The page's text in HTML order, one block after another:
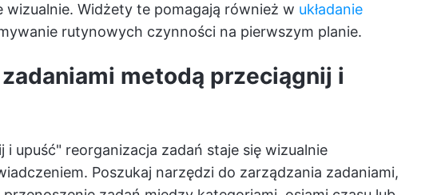
Widżety te pomagają również w układanie
rutynowych czynności na pierwszym planie.
metodą przeciągnij i
i upuść" reorganizacja zadań staje się wizualnie
Poszukaj narzędzi do zarządzania zadaniami,